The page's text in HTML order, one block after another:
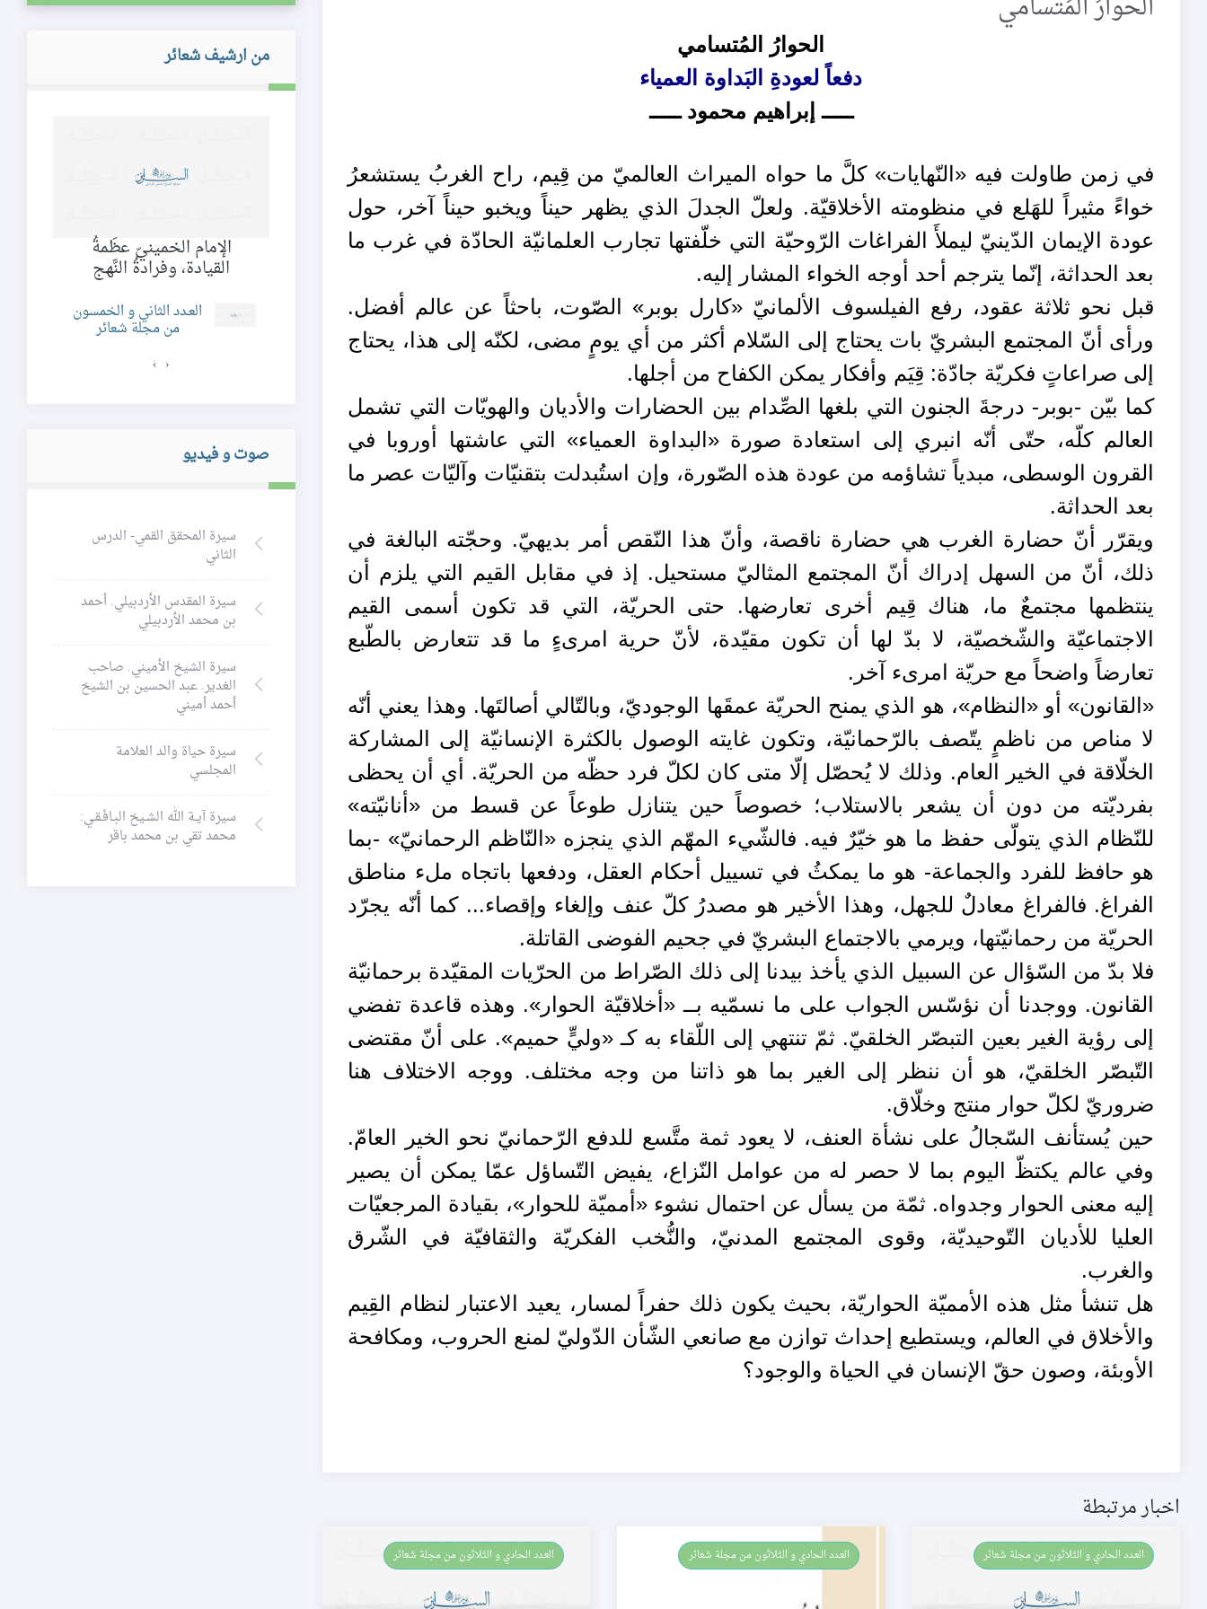
الحوارُ المُتسامي
دفعاً لعودةِ البَداوة العمياء
ـــــ إبراهيم محمود ـــــ
في زمن طاولت فيه «النّهايات» كلَّ ما حواه الميراث العالميّ من قِيم، راح الغربُ يستشعرُ
خواءً مثيراً للهَلع في منظومته الأخلاقيّة. ولعلّ الجدلَ الذي يظهر حيناً ويخبو حيناً آخر، حول
عودة الإيمان الدّينيّ ليملأَ الفراغات الرّوحيّة التي خلّفتها تجارب العلمانيّة الحادّة في غرب ما
بعد الحداثة، إنّما يترجم أحد أوجه الخواء المشار إليه.
قبل نحو ثلاثة عقود، رفع الفيلسوف الألمانيّ «كارل بوبر» الصّوت، باحثاً عن عالم أفضل.
ورأى أنّ المجتمع البشريّ بات يحتاج إلى السّلام أكثر من أي يومٍ مضى، لكنّه إلى هذا، يحتاج
إلى صراعاتٍ فكريّة جادّة: قِيَم وأفكار يمكن الكفاح من أجلها.
كما بيّن -بوبر- درجةَ الجنون التي بلغها الصِّدام بين الحضارات والأديان والهويّات التي تشمل
العالم كلّه، حتّى أنّه انبري إلى استعادة صورة «البداوة العمياء» التي عاشتها أوروبا في
القرون الوسطى، مبدياً تشاؤمه من عودة هذه الصّورة، وإن استُبدلت بتقنيّات وآليّات عصر ما
بعد الحداثة.
ويقرّر أنّ حضارة الغرب هي حضارة ناقصة، وأنّ هذا النّقص أمر بديهيّ. وحجّته البالغة في
ذلك، أنّ من السهل إدراك أنّ المجتمع المثاليّ مستحيل. إذ في مقابل القيم التي يلزم أن
ينتظمها مجتمعٌ ما، هناك قِيم أخرى تعارضها. حتى الحريّة، التي قد تكون أسمى القيم
الاجتماعيّة والشّخصيّة، لا بدّ لها أن تكون مقيّدة، لأنّ حرية امرىءٍ ما قد تتعارض بالطّبع
تعارضاً واضحاً مع حريّة امرىء آخر.
«القانون» أو «النظام»، هو الذي يمنح الحريّة عمقَها الوجوديّ، وبالتّالي أصالتَها. وهذا يعني أنّه
لا مناص من ناظمٍ يتّصف بالرّحمانيّة، وتكون غايته الوصول بالكثرة الإنسانيّة إلى المشاركة
الخلّاقة في الخير العام. وذلك لا يُحصّل إلّا متى كان لكلّ فرد حظّه من الحريّة. أي أن يحظى
بفرديّته من دون أن يشعر بالاستلاب؛ خصوصاً حين يتنازل طوعاً عن قسط من «أنانيّته»
للنّظام الذي يتولّى حفظ ما هو خيّرٌ فيه. فالشّيء المهّم الذي ينجزه «النّاظم الرحمانيّ» -بما
هو حافظ للفرد والجماعة- هو ما يمكثُ في تسييل أحكام العقل، ودفعها باتجاه ملء مناطق
الفراغ. فالفراغ معادلٌ للجهل، وهذا الأخير هو مصدرُ كلّ عنف وإلغاء وإقصاء... كما أنّه يجرّد
الحريّة من رحمانيّتها، ويرمي بالاجتماع البشريّ في جحيم الفوضى القاتلة.
فلا بدّ من السّؤال عن السبيل الذي يأخذ بيدنا إلى ذلك الصّراط من الحرّيات المقيّدة برحمانيّة
القانون. ووجدنا أن نؤسّس الجواب على ما نسمّيه بــ «أخلاقيّة الحوار». وهذه قاعدة تفضي
إلى رؤية الغير بعين التبصّر الخلقيّ. ثمّ تنتهي إلى اللّقاء به كـ «وليٍّ حميم». على أنّ مقتضى
التّبصّر الخلقيّ، هو أن ننظر إلى الغير بما هو ذاتنا من وجه مختلف. ووجه الاختلاف هنا
ضروريّ لكلّ حوار منتج وخلّاق.
حين يُستأنف السّجالُ على نشأة العنف، لا يعود ثمة متَّسع للدفع الرّحمانيّ نحو الخير العامّ.
وفي عالم يكتظّ اليوم بما لا حصر له من عوامل النّزاع، يفيض التّساؤل عمّا يمكن أن يصير
إليه معنى الحوار وجدواه. ثمّة من يسأل عن احتمال نشوء «أمميّة للحوار»، بقيادة المرجعيّات
العليا للأديان التّوحيديّة، وقوى المجتمع المدنيّ، والنُّخب الفكريّة والثقافيّة في الشّرق
والغرب.
هل تنشأ مثل هذه الأمميّة الحواريّة، بحيث يكون ذلك حفراً لمسار، يعيد الاعتبار لنظام القِيم
والأخلاق في العالم، ويستطيع إحداث توازن مع صانعي الشّأن الدّوليّ لمنع الحروب، ومكافحة
الأوبئة، وصون حقّ الإنسان في الحياة والوجود؟
اخبار مرتبطة
العـدد الحادي و الثلاثون من مجلة شعائر العـدد الحادي و الثلاثون من مجلة شعائر العـدد الحادي و الثلاثون من مجلة شعائر
من ارشيف شعائر
العـدد الثامن و العشرون
من مجلة شعائر
العـدد الحادي و الثلاثون
من مجلة شعائر
الإمام الخمينيّ عظَمةُ
القيادة، وفرادةُ النَّهج
العـدد الثاني و الخمسون
من مجلة شعائر
‹
›
صوت و فيديو
سيرة المحقق القمي- الدرس
الثاني
سيرة المقدس الأردبيلي. أحمد
بن محمد الأردبيلي
سيرة الشيخ الأميني. صاحب
الغدير. عبد الحسين بن الشيخ
أحمد أميني
سيرة حياة والد العلامة
المجلسي
سيرة آيـة الله الشـيخ البـافَـقـي:
محمد تقي بن محمد باقر